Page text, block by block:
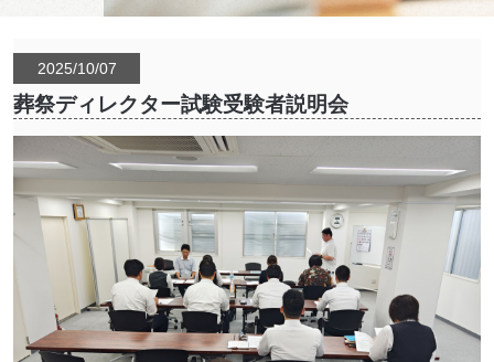
2025/10/07
葬祭ディレクター試験受験者説明会